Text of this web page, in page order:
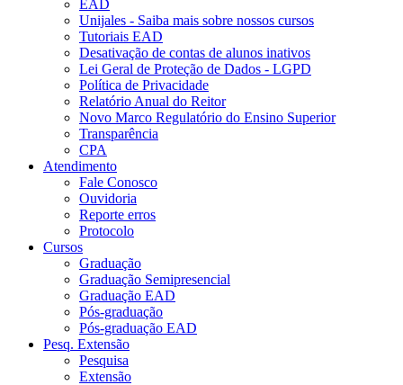
EAD
Unijales - Saiba mais sobre nossos cursos
Tutoriais EAD
Desativação de contas de alunos inativos
Lei Geral de Proteção de Dados - LGPD
Política de Privacidade
Relatório Anual do Reitor
Novo Marco Regulatório do Ensino Superior
Transparência
CPA
Atendimento
Fale Conosco
Ouvidoria
Reporte erros
Protocolo
Cursos
Graduação
Graduação Semipresencial
Graduação EAD
Pós-graduação
Pós-graduação EAD
Pesq. Extensão
Pesquisa
Extensão